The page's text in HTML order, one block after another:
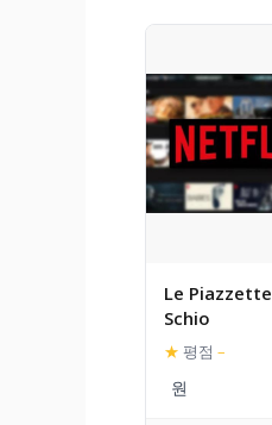
Le Piazzette
Schio
★ 평점 –